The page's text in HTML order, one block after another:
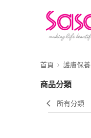
首頁 護膚保養
商品分類
所有分類